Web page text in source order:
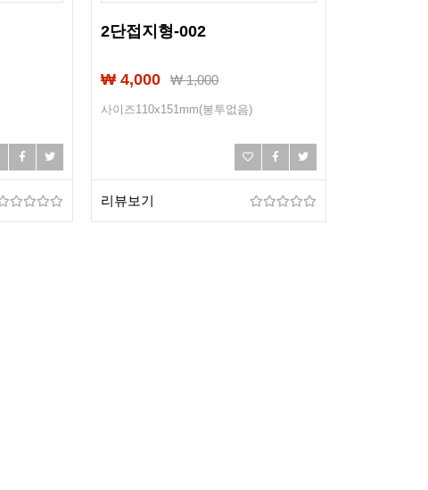
2단접지형-002
₩ 4,000 ₩1,000
사이즈110x151mm(봉투없음)
리뷰보기